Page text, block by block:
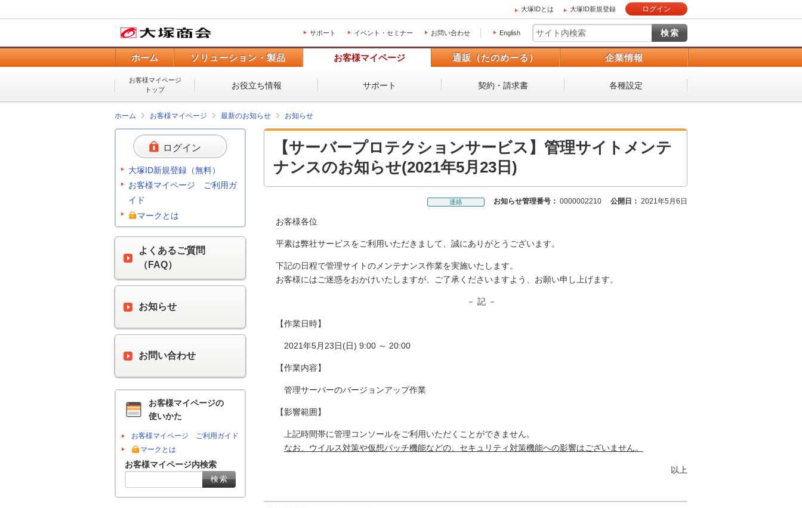
大塚IDとは 大塚ID新規登録 ログイン
サポート イベント・セミナー お問い合わせ English
ホーム ソリューション・製品 お客様マイページ 通販（たのめーる） 企業情報
お客様マイページ
トップ
お役立ち情報 サポート 契約・請求書 各種設定
ホーム お客様マイページ 最新のお知らせ お知らせ
【サーバープロテクションサービス】管理サイトメンテ
ナンスのお知らせ(2021年5月23日)
連絡 お知らせ管理番号： 0000002210 公開日： 2021年5月6日
お客様各位
平素は弊社サービスをご利用いただきまして、誠にありがとうございます。
下記の日程で管理サイトのメンテナンス作業を実施いたします。
お客様にはご迷惑をおかけいたしますが、ご了承くださいますよう、お願い申し上げます。
－ 記 －
【作業日時】
2021年5月23日(日) 9:00 ～ 20:00
【作業内容】
管理サーバーのバージョンアップ作業
【影響範囲】
上記時間帯に管理コンソールをご利用いただくことができません。
なお、ウイルス対策や仮想パッチ機能などの、セキュリティ対策機能への影響はございません。
以上
ログイン
大塚ID新規登録（無料）
お客様マイページ ご利用ガ
イド
マークとは
よくあるご質問
（FAQ）
お知らせ
お問い合わせ
お客様マイページの
使いかた
お客様マイページ ご利用ガイド
マークとは
お客様マイページ内検索